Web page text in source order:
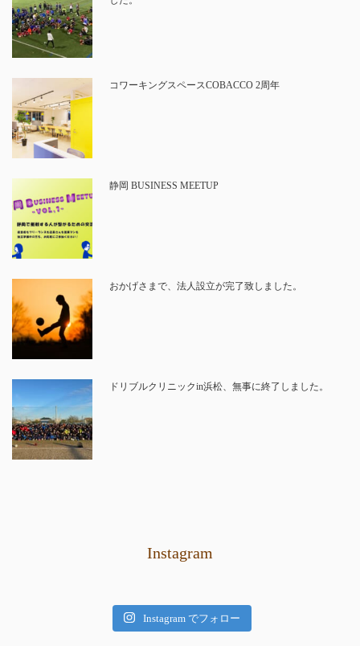
コワーキングスペースCOBACCO 2周年
静岡 BUSINESS MEETUP
おかげさまで、法人設立が完了致しました。
ドリブルクリニックin浜松、無事に終了しました。
Instagram
Instagram でフォロー